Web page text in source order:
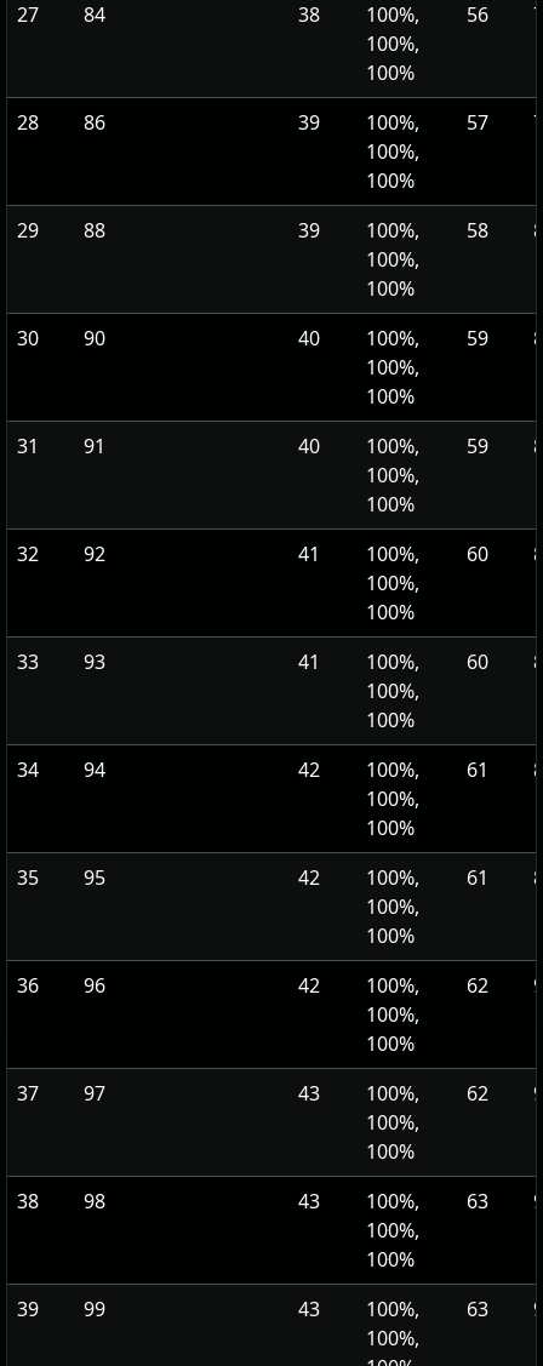
27 84 38
100%,
100%,
100%
56
28 86 39
100%,
100%,
100%
57
29 88 39
100%,
100%,
100%
58
30 90 40
100%,
100%,
100%
59
31 91 40
100%,
100%,
100%
59
32 92 41
100%,
100%,
100%
60
33 93 41
100%,
100%,
100%
60
34 94 42
100%,
100%,
100%
61
35 95 42
100%,
100%,
100%
61
36 96 42
100%,
100%,
100%
62
37 97 43
100%,
100%,
100%
62
38 98 43
100%,
100%,
100%
63
39 99 43
100%,
100%,
63